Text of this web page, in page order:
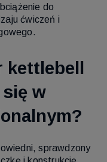
do
ćwiczeń i
się w
sprawdzony